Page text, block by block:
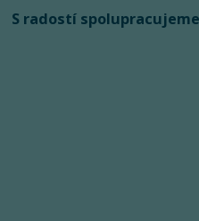
S radostí